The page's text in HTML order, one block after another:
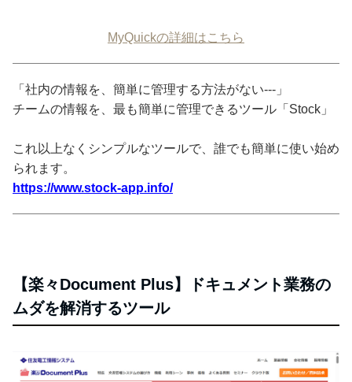
MyQuickの詳細はこちら
「社内の情報を、簡単に管理する方法がない---」
チームの情報を、最も簡単に管理できるツール「Stock」
これ以上なくシンプルなツールで、誰でも簡単に使い始め
られます。
https://www.stock-app.info/
【楽々Document Plus】ドキュメント業務の
ムダを解消するツール